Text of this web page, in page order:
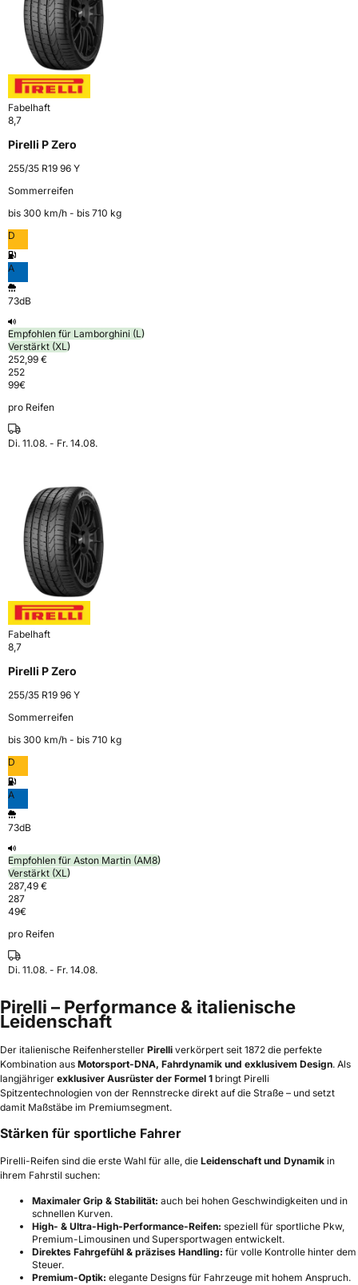
Fabelhaft
8,7
Pirelli P Zero
255/35 R19 96 Y
Sommerreifen
bis 300 km⁠/⁠h - bis 710 kg
D
A
73dB
Empfohlen für Lamborghini (L)
Verstärkt (XL)
252,99 €
252
99€
pro Reifen
Di. 11.08. - Fr. 14.08.
Fabelhaft
8,7
Pirelli P Zero
255/35 R19 96 Y
Sommerreifen
bis 300 km⁠/⁠h - bis 710 kg
D
A
73dB
Empfohlen für Aston Martin (AM8)
Verstärkt (XL)
287,49 €
287
49€
pro Reifen
Di. 11.08. - Fr. 14.08.
Pirelli – Performance & italienische
Leidenschaft
Der italienische Reifenhersteller Pirelli verkörpert seit 1872 die perfekte
Kombination aus Motorsport-DNA, Fahrdynamik und exklusivem Design. Als
langjähriger exklusiver Ausrüster der Formel 1 bringt Pirelli
Spitzentechnologien von der Rennstrecke direkt auf die Straße – und setzt
damit Maßstäbe im Premiumsegment.
Stärken für sportliche Fahrer
Pirelli-Reifen sind die erste Wahl für alle, die Leidenschaft und Dynamik in
ihrem Fahrstil suchen:
Maximaler Grip & Stabilität: auch bei hohen Geschwindigkeiten und in
schnellen Kurven.
High- & Ultra-High-Performance-Reifen: speziell für sportliche Pkw,
Premium-Limousinen und Supersportwagen entwickelt.
Direktes Fahrgefühl & präzises Handling: für volle Kontrolle hinter dem
Steuer.
Premium-Optik: elegante Designs für Fahrzeuge mit hohem Anspruch.